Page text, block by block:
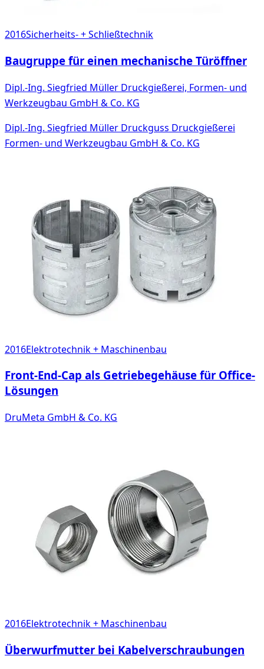
2016Sicherheits- + Schließtechnik
Baugruppe für einen mechanische Türöffner
Dipl.-Ing. Siegfried Müller Druckgießerei, Formen- und
Werkzeugbau GmbH & Co. KG
Dipl.-Ing. Siegfried Müller Druckguss Druckgießerei
Formen- und Werkzeugbau GmbH & Co. KG
2016Elektrotechnik + Maschinenbau
Front-End-Cap als Getriebegehäuse für Office-
Lösungen
DruMeta GmbH & Co. KG
2016Elektrotechnik + Maschinenbau
Überwurfmutter bei Kabelverschraubungen